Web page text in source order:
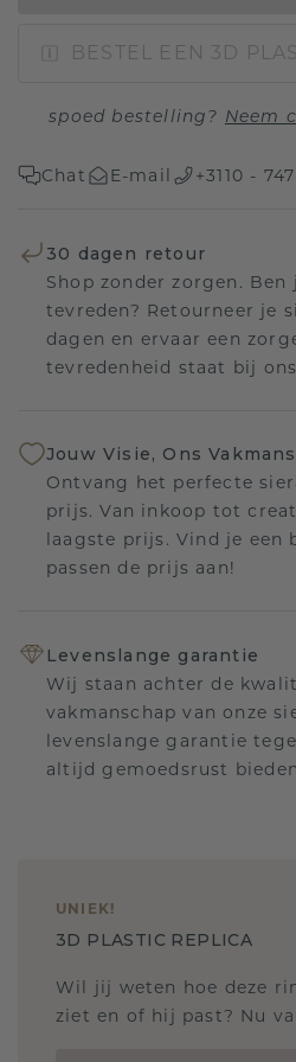
BESTEL EEN 3D
spoed bestelling? Neem
Chat E-mail +3110 -
30 dagen retour
Shop zonder zorgen.
tevreden? Retourneer je
dagen en ervaar een
tevredenheid staat bij
Jouw Visie, Ons
Ontvang het perfecte
prijs. Van inkoop tot
laagste prijs. Vind je een
passen de prijs aan!
Levenslange garantie
Wij staan achter de
vakmanschap van onze
levenslange garantie
altijd gemoedsrust
UNIEK!
3D PLASTIC REPLICA
Wil jij weten hoe deze
ziet en of hij past? Nu